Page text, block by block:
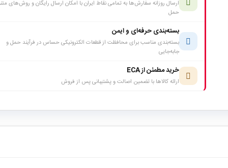
ارسال روزانه سفارش‌ها به تمامی نقاط ایران با امکان ارسال رایگان و روش‌های
حمل
بسته‌بندی حرفه‌ای و ایمن
بسته‌بندی مناسب برای محافظت از قطعات الکترونیکی حساس در فرآیند حمل و
جابه‌جایی
خرید مطمئن از ECA
ارائه کالاها با تضمین اصالت و پشتیبانی پس از فروش